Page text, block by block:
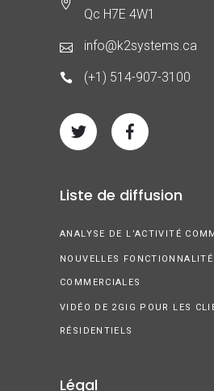
Qc H7E 4W1
info@k2systems.ca
(+1) 514-907-3100
Liste de diffusion
ANALYSE DE L’ACTIVITÉ
NOUVELLES
COMMERCIALES
VIDÉO DE 2GIG POUR LES
RÉSIDENTIELS
Légal